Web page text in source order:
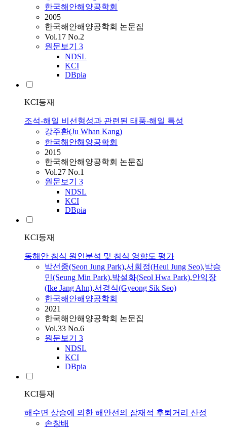
한국해안해양공학회
2005
한국해안해양공학회 논문집
Vol.17 No.2
원문보기 3
NDSL
KCI
DBpia
KCI등재
조석-해일 비선형성과 관련된 태풍-해일 특성
강주환(Ju Whan Kang)
한국해안해양공학회
2015
한국해안해양공학회 논문집
Vol.27 No.1
원문보기 3
NDSL
KCI
DBpia
KCI등재
동해안 침식 원인분석 및 침식 영향도 평가
박선중(Seon Jung Park),서희정(Heui Jung Seo),박승
민(Seung Min Park),박설화(Seol Hwa Park),안익장
(Ike Jang Ahn),서경식(Gyeong Sik Seo)
한국해안해양공학회
2021
한국해안해양공학회 논문집
Vol.33 No.6
원문보기 3
NDSL
KCI
DBpia
KCI등재
해수면 상승에 의한 해안선의 잠재적 후퇴거리 산정
손창배